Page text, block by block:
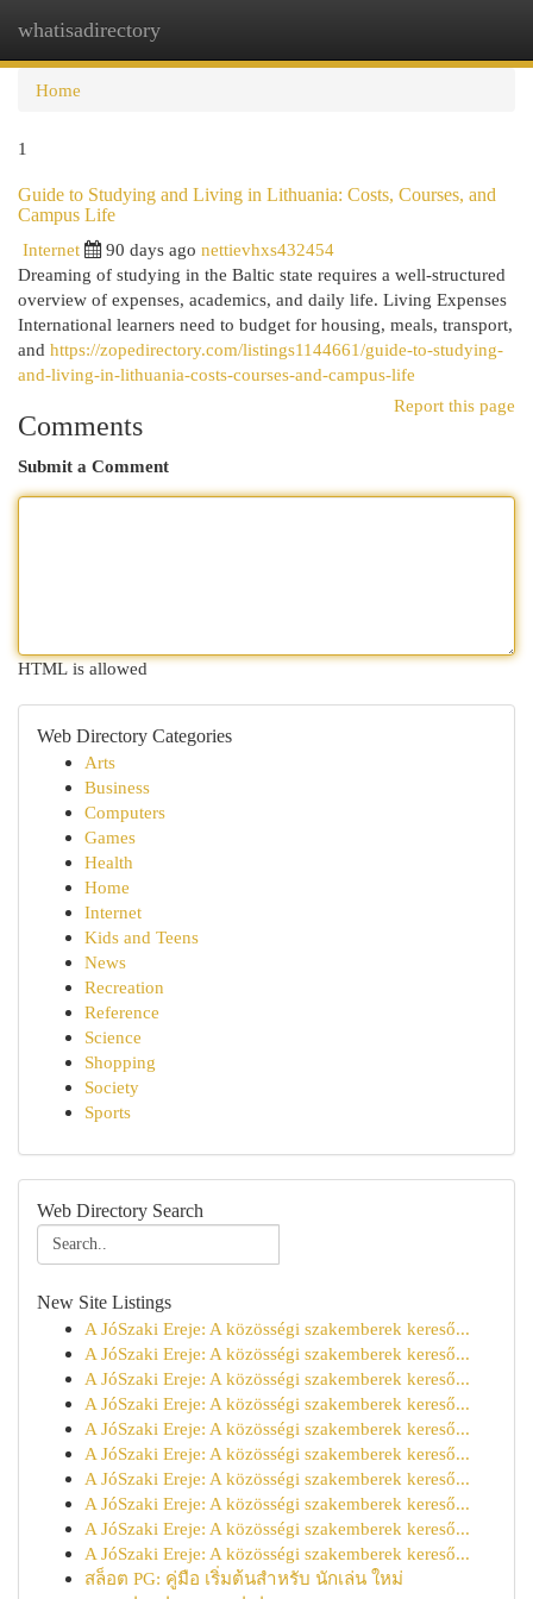
whatisadirectory
Home
1
Guide to Studying and Living in Lithuania: Costs, Courses, and
Campus Life
Internet
90 days ago nettievhxs432454
Dreaming of studying in the Baltic state requires a well‑structured
overview of expenses, academics, and daily life. Living Expenses
International learners need to budget for housing, meals, transport,
and https://zopedirectory.com/listings1144661/guide-to-studying-
and-living-in-lithuania-costs-courses-and-campus-life
Report this page
Comments
Submit a Comment
HTML is allowed
Web Directory Categories
Arts
Business
Computers
Games
Health
Home
Internet
Kids and Teens
News
Recreation
Reference
Science
Shopping
Society
Sports
Web Directory Search
New Site Listings
A JóSzaki Ereje: A közösségi szakemberek kereső...
A JóSzaki Ereje: A közösségi szakemberek kereső...
A JóSzaki Ereje: A közösségi szakemberek kereső...
A JóSzaki Ereje: A közösségi szakemberek kereső...
A JóSzaki Ereje: A közösségi szakemberek kereső...
A JóSzaki Ereje: A közösségi szakemberek kereső...
A JóSzaki Ereje: A közösségi szakemberek kereső...
A JóSzaki Ereje: A közösségi szakemberek kereső...
A JóSzaki Ereje: A közösségi szakemberek kereső...
A JóSzaki Ereje: A közösségi szakemberek kereső...
สล็อต PG: คู่มือ เริ่มต้นสำหรับ นักเล่น ใหม่